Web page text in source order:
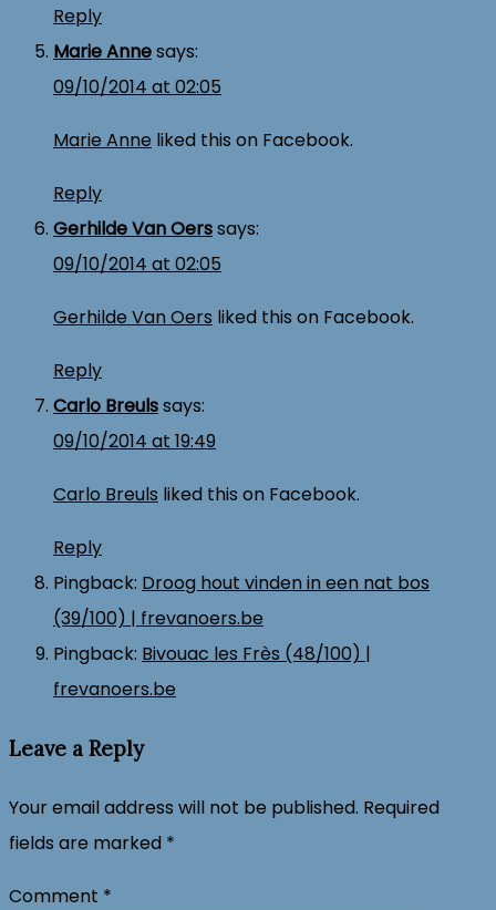
Reply
Marie Annesays:
09/10/2014 at 02:05
Marie Anne liked this on Facebook.
Reply
Gerhilde Van Oerssays:
09/10/2014 at 02:05
Gerhilde Van Oers liked this on Facebook.
Reply
Carlo Breulssays:
09/10/2014 at 19:49
Carlo Breuls liked this on Facebook.
Reply
Pingback: Droog hout vinden in een nat bos
(39/100) | frevanoers.be
Pingback: Bivouac les Frès (48/100) |
frevanoers.be
Leave a Reply
Your email address will not be published. Required
fields are marked *
Comment *